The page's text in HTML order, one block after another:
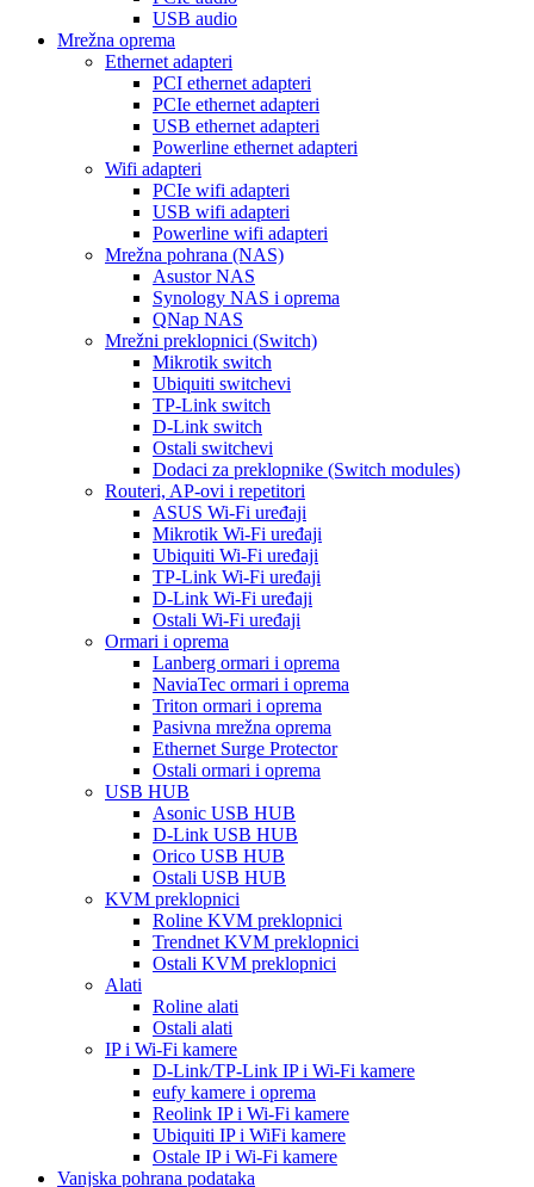
USB audio
Mrežna oprema
Ethernet adapteri
PCI ethernet adapteri
PCIe ethernet adapteri
USB ethernet adapteri
Powerline ethernet adapteri
Wifi adapteri
PCIe wifi adapteri
USB wifi adapteri
Powerline wifi adapteri
Mrežna pohrana (NAS)
Asustor NAS
Synology NAS i oprema
QNap NAS
Mrežni preklopnici (Switch)
Mikrotik switch
Ubiquiti switchevi
TP-Link switch
D-Link switch
Ostali switchevi
Dodaci za preklopnike (Switch modules)
Routeri, AP-ovi i repetitori
ASUS Wi-Fi uređaji
Mikrotik Wi-Fi uređaji
Ubiquiti Wi-Fi uređaji
TP-Link Wi-Fi uređaji
D-Link Wi-Fi uređaji
Ostali Wi-Fi uređaji
Ormari i oprema
Lanberg ormari i oprema
NaviaTec ormari i oprema
Triton ormari i oprema
Pasivna mrežna oprema
Ethernet Surge Protector
Ostali ormari i oprema
USB HUB
Asonic USB HUB
D-Link USB HUB
Orico USB HUB
Ostali USB HUB
KVM preklopnici
Roline KVM preklopnici
Trendnet KVM preklopnici
Ostali KVM preklopnici
Alati
Roline alati
Ostali alati
IP i Wi-Fi kamere
D-Link/TP-Link IP i Wi-Fi kamere
eufy kamere i oprema
Reolink IP i Wi-Fi kamere
Ubiquiti IP i WiFi kamere
Ostale IP i Wi-Fi kamere
Vanjska pohrana podataka